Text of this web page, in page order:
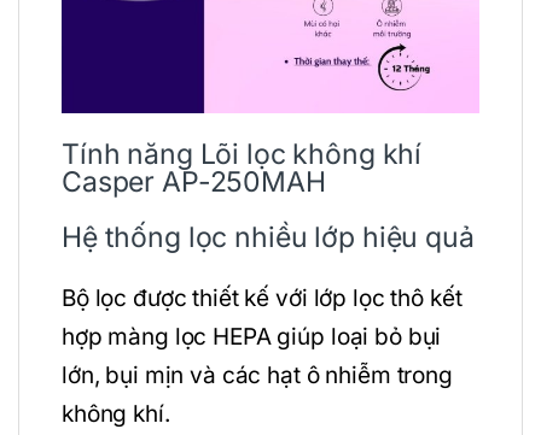
Tính năng Lõi lọc không khí
Casper AP-250MAH
Hệ thống lọc nhiều lớp hiệu quả
Bộ lọc được thiết kế với lớp lọc thô kết
hợp màng lọc HEPA giúp loại bỏ bụi
lớn, bụi mịn và các hạt ô nhiễm trong
không khí.